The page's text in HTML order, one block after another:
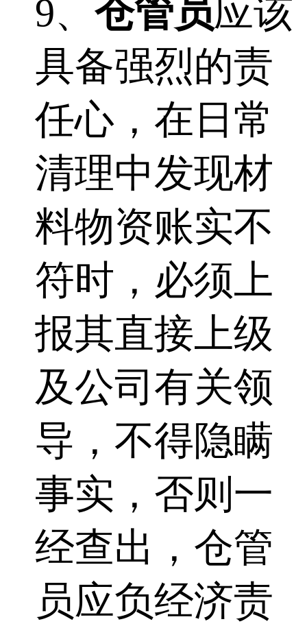
9、 仓管员应该
具备强烈的责
任心，在日常
清理中发现材
料物资账实不
符时，必须上
报其直接上级
及公司有关领
导，不得隐瞒
事实，否则一
经查出，仓管
员应负经济责